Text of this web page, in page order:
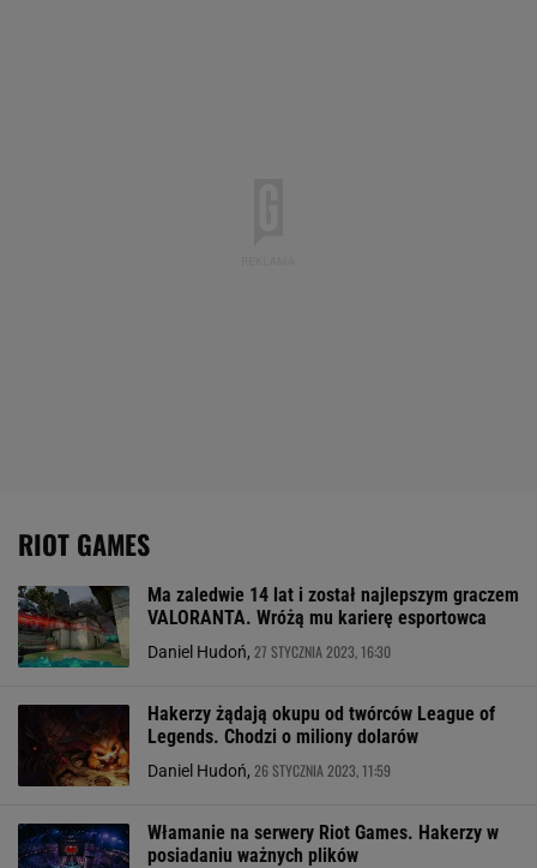
RIOT GAMES
Ma zaledwie 14 lat i został najlepszym graczem
VALORANTA. Wróżą mu karierę esportowca
Daniel Hudoń, 27 STYCZNIA 2023, 16:30
Hakerzy żądają okupu od twórców League of
Legends. Chodzi o miliony dolarów
Daniel Hudoń, 26 STYCZNIA 2023, 11:59
Włamanie na serwery Riot Games. Hakerzy w
posiadaniu ważnych plików